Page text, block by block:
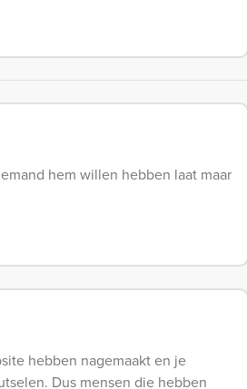
hem willen hebben laat maar
hebben nagemaakt en je
Dus mensen die hebben